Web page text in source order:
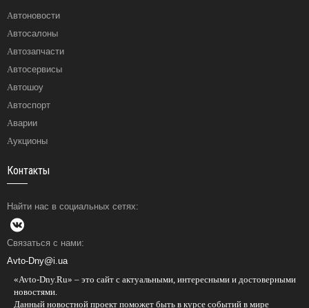
Автоновости
Автосалоны
Автозапчасти
Автосервисы
Автошоу
Автоспорт
Аварии
Аукционы
Контакты
Найти нас в социальных сетях:
Связаться с нами:
Avto-Dny@i.ua
«Avto-Dny.Ru» – это сайт с актуальными, интересными и достоверными
новостями.
Данный новостной проект поможет быть в курсе событий в мире